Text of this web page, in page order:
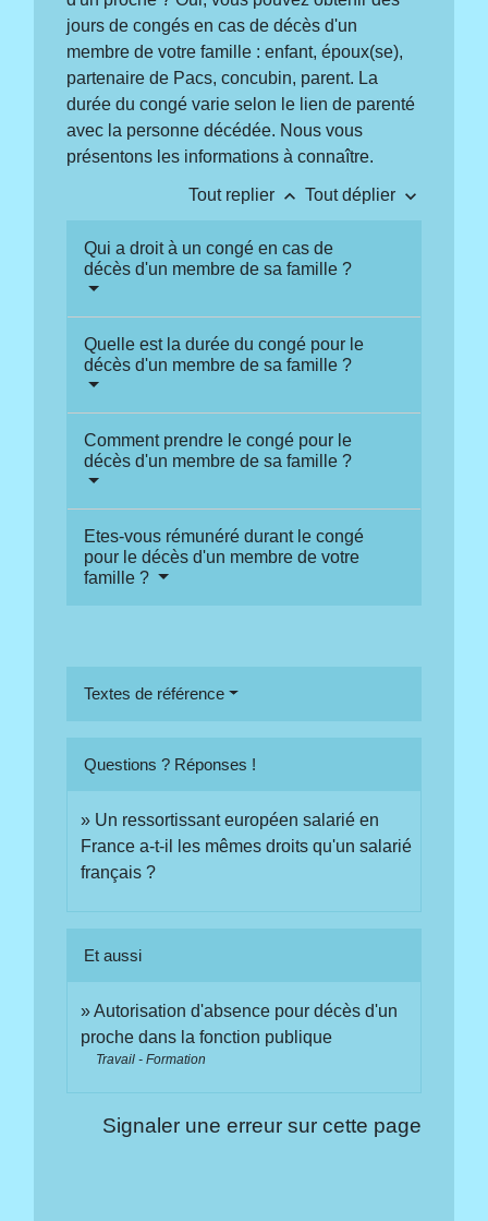
jours de congés en cas de décès d'un
membre de votre famille : enfant, époux(se),
partenaire de Pacs, concubin, parent. La
durée du congé varie selon le lien de parenté
avec la personne décédée. Nous vous
présentons les informations à connaître.
Tout replier keyboard_arrow_up Tout déplier keyboard_arrow_down
Qui a droit à un congé en cas de
décès d'un membre de sa famille ?
Quelle est la durée du congé pour le
décès d'un membre de sa famille ?
Comment prendre le congé pour le
décès d'un membre de sa famille ?
Etes-vous rémunéré durant le congé
pour le décès d'un membre de votre
famille ?
Textes de référence
Questions ? Réponses !
Un ressortissant européen salarié en
France a-t-il les mêmes droits qu'un salarié
français ?
Et aussi
Autorisation d'absence pour décès d'un
proche dans la fonction publique
Travail - Formation
Signaler une erreur sur cette page